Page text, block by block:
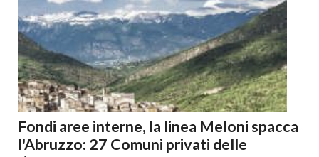
Fondi aree interne, la linea Meloni spacca
l'Abruzzo: 27 Comuni privati delle